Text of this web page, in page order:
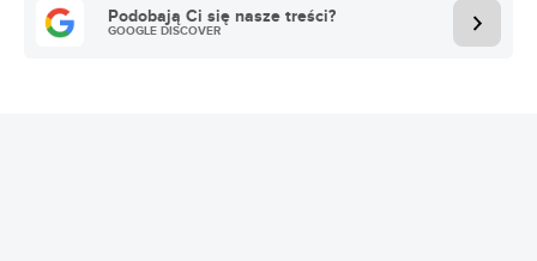
Podobają Ci się nasze treści?
GOOGLE DISCOVER